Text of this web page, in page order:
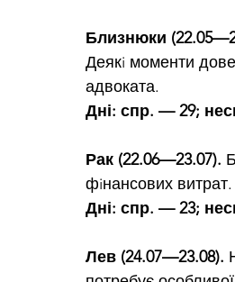
Близнюки
Деякi моменти
адвоката.
Дні: спр. — 29;
Рак (22.06—23.07).
фiнансових
Дні: спр. — 23;
Лев (24.07—23.08).